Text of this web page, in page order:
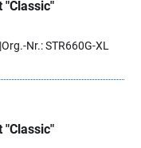
"Classic"
Org.-Nr.: STR660G-XL
"Classic"